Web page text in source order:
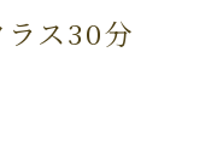
ス30分